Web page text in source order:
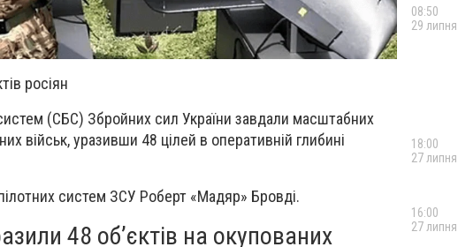
росіян
(СБС) Збройних сил України завдали масштабних
військ, уразивши 48 цілей в оперативній глибині
систем ЗСУ Роберт «Мадяр» Бровді.
48 об’єктів на окупованих
08:50
29 липня
18:00
27 липня
16:00
27 липня